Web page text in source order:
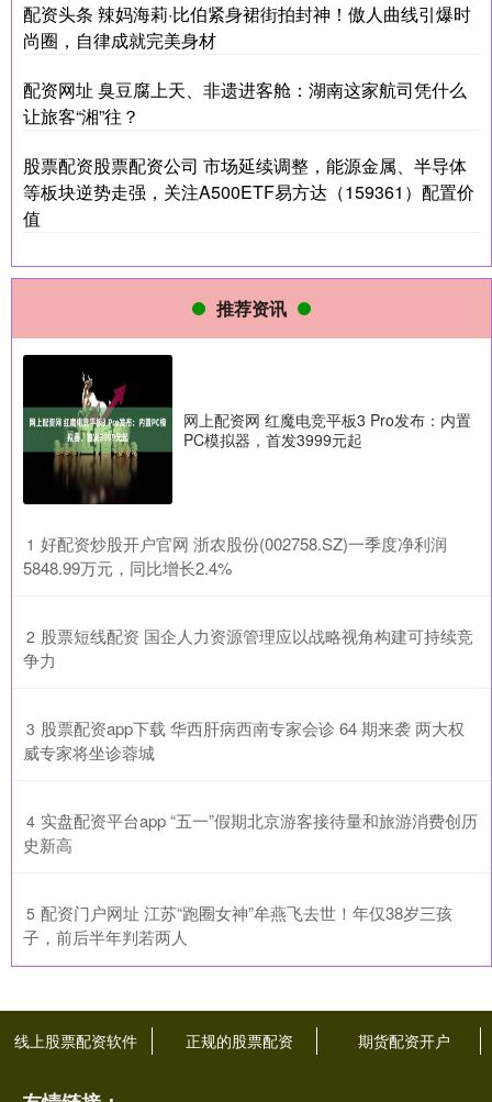
配资头条 辣妈海莉·比伯紧身裙街拍封神！傲人曲线引爆时
尚圈，自律成就完美身材
配资网址 臭豆腐上天、非遗进客舱：湖南这家航司凭什么
让旅客“湘”往？
股票配资股票配资公司 市场延续调整，能源金属、半导体
等板块逆势走强，关注A500ETF易方达（159361）配置价
值
推荐资讯
网上配资网 红魔电竞平板3 Pro发布：内置
PC模拟器，首发3999元起
1 ​好配资炒股开户官网 浙农股份(002758.SZ)一季度净利润
5848.99万元，同比增长2.4%
2 ​股票短线配资 国企人力资源管理应以战略视角构建可持续竞
争力
3 ​股票配资app下载 华西肝病西南专家会诊 64 期来袭 两大权
威专家将坐诊蓉城
4 ​实盘配资平台app “五一”假期北京游客接待量和旅游消费创历
史新高
5 ​配资门户网址 江苏“跑圈女神”牟燕飞去世！年仅38岁三孩
子，前后半年判若两人
线上股票配资软件 正规的股票配资 期货配资开户